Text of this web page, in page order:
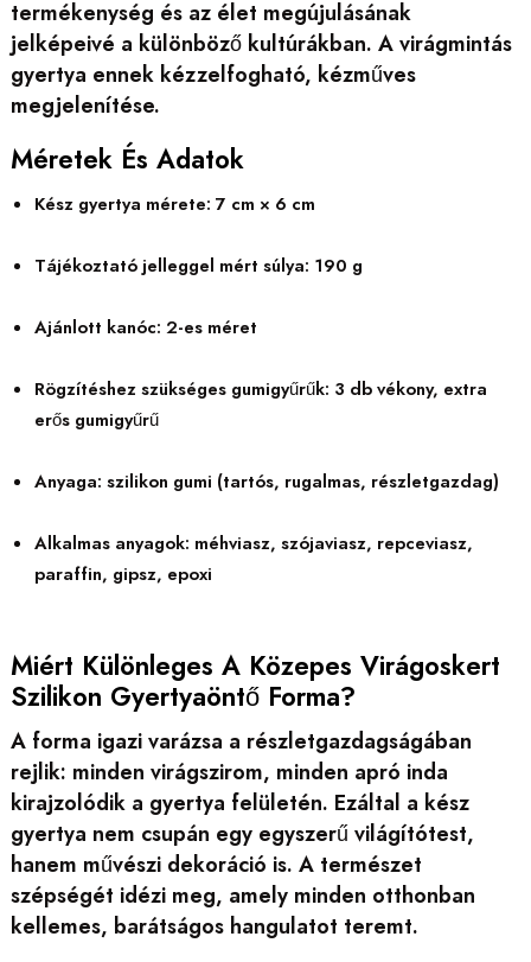
termékenység és az élet megújulásának
jelképeivé a különböző kultúrákban. A virágmintás
gyertya ennek kézzelfogható, kézműves
megjelenítése.
Méretek És Adatok
Kész gyertya mérete: 7 cm × 6 cm
Tájékoztató jelleggel mért súlya: 190 g
Ajánlott kanóc: 2-es méret
Rögzítéshez szükséges gumigyűrűk: 3 db vékony, extra
erős gumigyűrű
Anyaga: szilikon gumi (tartós, rugalmas, részletgazdag)
Alkalmas anyagok: méhviasz, szójaviasz, repceviasz,
paraffin, gipsz, epoxi
Miért Különleges A Közepes Virágoskert
Szilikon Gyertyaöntő Forma?
A forma igazi varázsa a részletgazdagságában
rejlik: minden virágszirom, minden apró inda
kirajzolódik a gyertya felületén. Ezáltal a kész
gyertya nem csupán egy egyszerű világítótest,
hanem művészi dekoráció is. A természet
szépségét idézi meg, amely minden otthonban
kellemes, barátságos hangulatot teremt.